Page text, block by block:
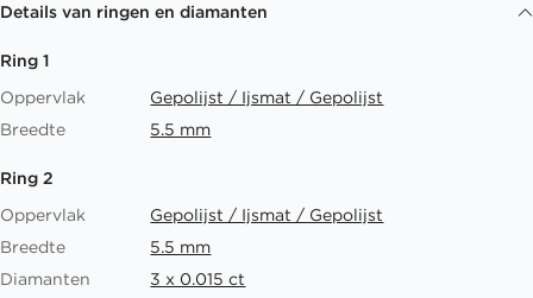
Details van ringen en diamanten
Ring 1
Oppervlak
Gepolijst / Ijsmat / Gepolijst
Breedte
5.5 mm
Ring 2
Oppervlak
Gepolijst / Ijsmat / Gepolijst
Breedte
5.5 mm
Diamanten
3 x 0.015 ct